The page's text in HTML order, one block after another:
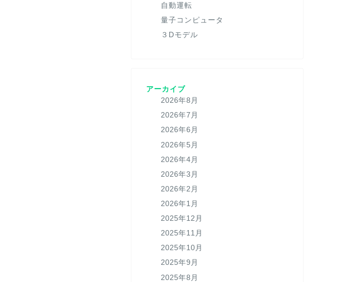
自動運転
量子コンピュータ
３Dモデル
アーカイブ
2026年8月
2026年7月
2026年6月
2026年5月
2026年4月
2026年3月
2026年2月
2026年1月
2025年12月
2025年11月
2025年10月
2025年9月
2025年8月